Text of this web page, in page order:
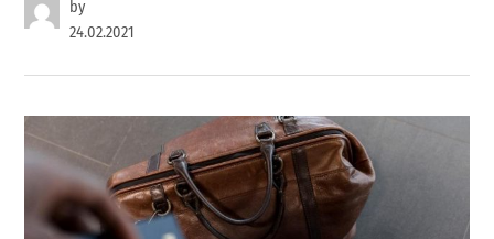
by
24.02.2021